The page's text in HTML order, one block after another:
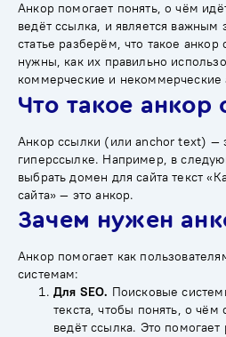
Анкор помогает понять, о чём
ведёт ссылка, и является важным
статье разберём, что такое
нужны, как их правильно
коммерческие и некоммерческие
Что такое анкор
Анкор ссылки (или anchor text) —
гиперссылке. Например, в
выбрать домен для сайта текст
сайта» — это анкор.
Зачем нужен
Анкор помогает как
системам:
Для SEO. Поисковые
текста, чтобы понять, о чём
ведёт ссылка. Это